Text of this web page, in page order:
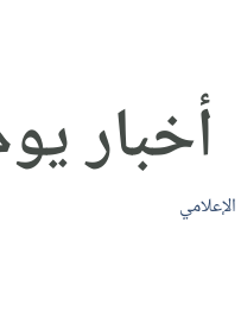
أخبار يوم